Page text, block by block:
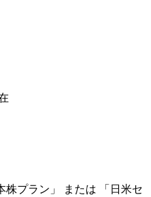
株プラン 」 または 「 日米セ